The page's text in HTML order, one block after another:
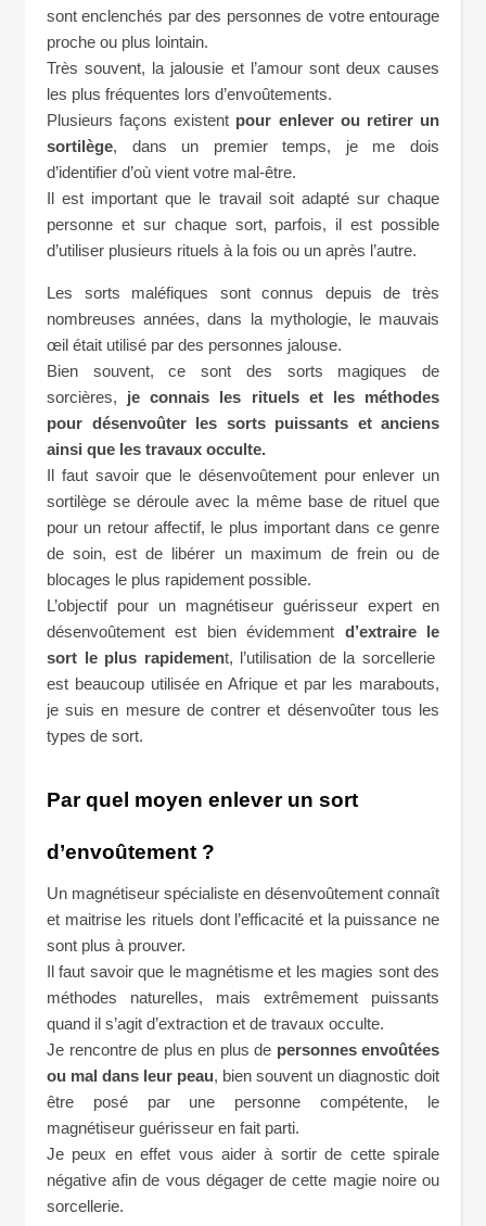
sont enclenchés par des personnes de votre entourage
proche ou plus lointain.
Très souvent, la jalousie et l’amour sont deux causes
les plus fréquentes lors d’envoûtements.
Plusieurs façons existent pour enlever ou retirer un
sortilège, dans un premier temps, je me dois
d’identifier d’où vient votre mal-être.
Il est important que le travail soit adapté sur chaque
personne et sur chaque sort, parfois, il est possible
d’utiliser plusieurs rituels à la fois ou un après l’autre.
Les sorts maléfiques sont connus depuis de très
nombreuses années, dans la mythologie, le mauvais
œil était utilisé par des personnes jalouse.
Bien souvent, ce sont des sorts magiques de
sorcières, je connais les rituels et les méthodes
pour désenvoûter les sorts puissants et anciens
ainsi que les travaux occulte.
Il faut savoir que le désenvoûtement pour enlever un
sortilège se déroule avec la même base de rituel que
pour un retour affectif, le plus important dans ce genre
de soin, est de libérer un maximum de frein ou de
blocages le plus rapidement possible.
L’objectif pour un magnétiseur guérisseur expert en
désenvoûtement est bien évidemment d’extraire le
sort le plus rapidement, l’utilisation de la sorcellerie
est beaucoup utilisée en Afrique et par les marabouts,
je suis en mesure de contrer et désenvoûter tous les
types de sort.
Par quel moyen enlever un sort
d’envoûtement ?
Un magnétiseur spécialiste en désenvoûtement connaît
et maitrise les rituels dont l’efficacité et la puissance ne
sont plus à prouver.
Il faut savoir que le magnétisme et les magies sont des
méthodes naturelles, mais extrêmement puissants
quand il s’agit d’extraction et de travaux occulte.
Je rencontre de plus en plus de personnes envoûtées
ou mal dans leur peau, bien souvent un diagnostic doit
être posé par une personne compétente, le
magnétiseur guérisseur en fait parti.
Je peux en effet vous aider à sortir de cette spirale
négative afin de vous dégager de cette magie noire ou
sorcellerie.